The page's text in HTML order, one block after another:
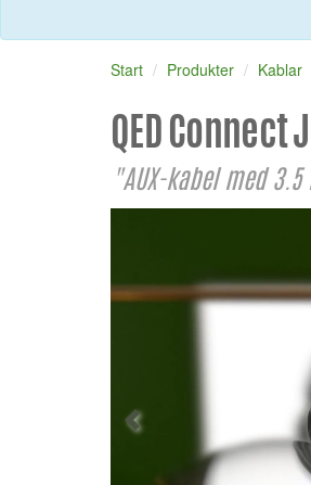
Start Produkter Kablar
QED Connect
"AUX-kabel med